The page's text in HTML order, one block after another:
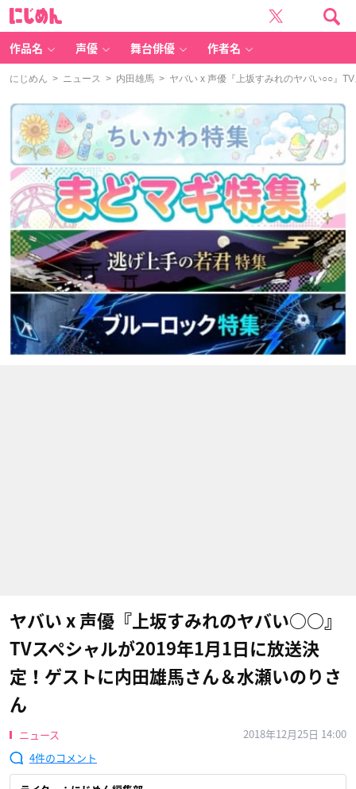
作品名 声優 舞台俳優 作者名
にじめん > ニュース > 内田雄馬 > ヤバい x 声優『上坂すみれのヤバい○○』
ヤバい x 声優『上坂すみれのヤバい○○』
TVスペシャルが2019年1月1日に放送決
定！ゲストに内田雄馬さん＆水瀬いのりさ
ん
ニュース
2018年12月25日 14:00
4